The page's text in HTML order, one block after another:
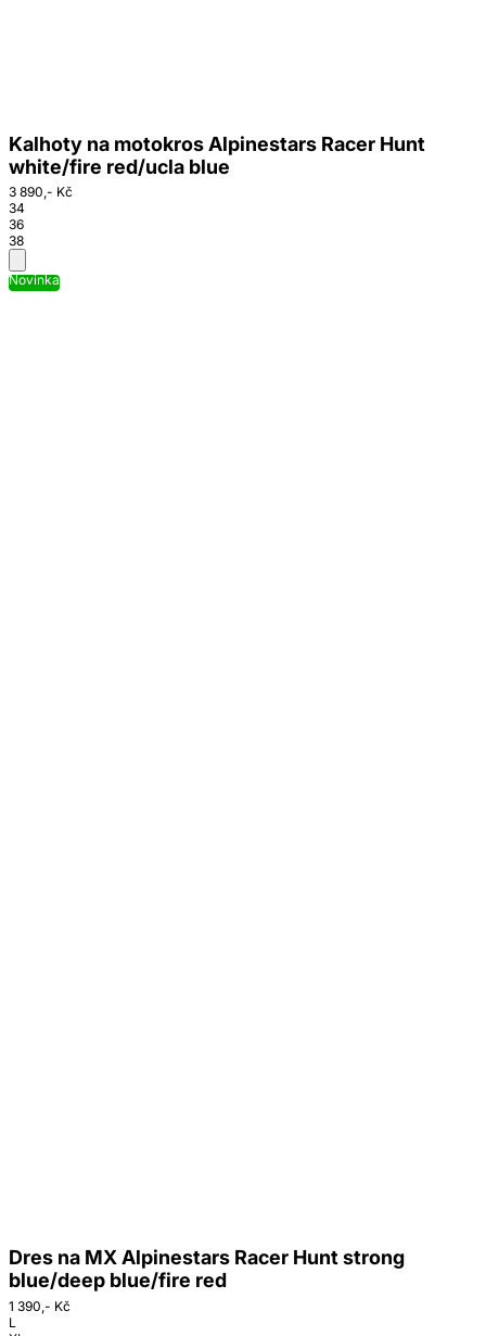
Kalhoty na motokros Alpinestars Racer Hunt
white/fire red/ucla blue
3 890,- Kč
34
36
38
Novinka
Dres na MX Alpinestars Racer Hunt strong
blue/deep blue/fire red
1 390,- Kč
L